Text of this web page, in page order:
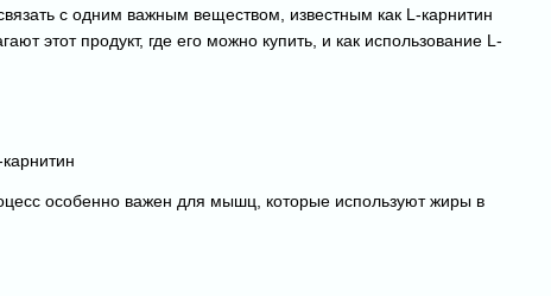
с одним важным веществом, известным как L-карнитин
этот продукт, где его можно купить, и как использование L-
особенно важен для мышц, которые используют жиры в